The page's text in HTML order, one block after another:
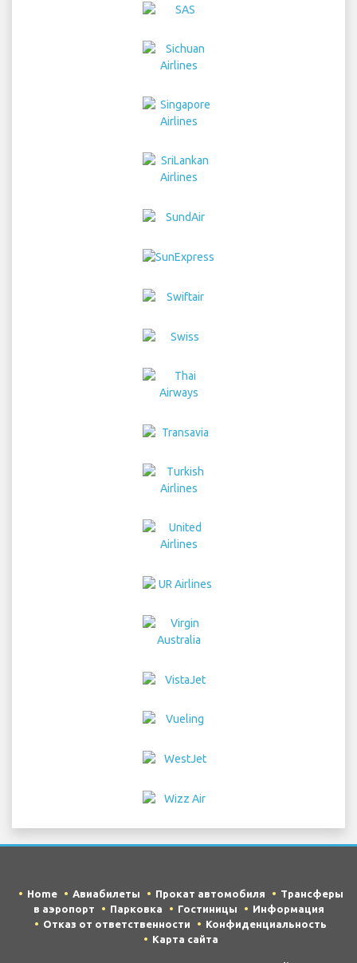
Home Авиабилеты Прокат автомобиля
Трансферы
в аэропорт
Парковка Гостиницы
Информация
Отказ от ответственности
Конфиденциальность
Карта сайта